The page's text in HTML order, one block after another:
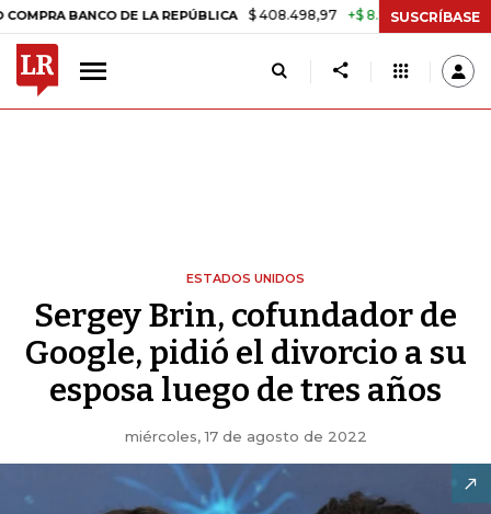
DE LA REPÚBLICA $ 408.498,97 +$ 8.753,81 +2,19% TASA
SUSCRÍBASE
ESTADOS UNIDOS
Sergey Brin, cofundador de
Google, pidió el divorcio a su
esposa luego de tres años
miércoles, 17 de agosto de 2022